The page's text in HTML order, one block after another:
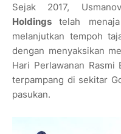
Sejak 2017,
Holdingstelah
melanjutkan tempoh
dengan menyaksikan
Hari Perlawanan
terpampang di sekitar
pasukan.